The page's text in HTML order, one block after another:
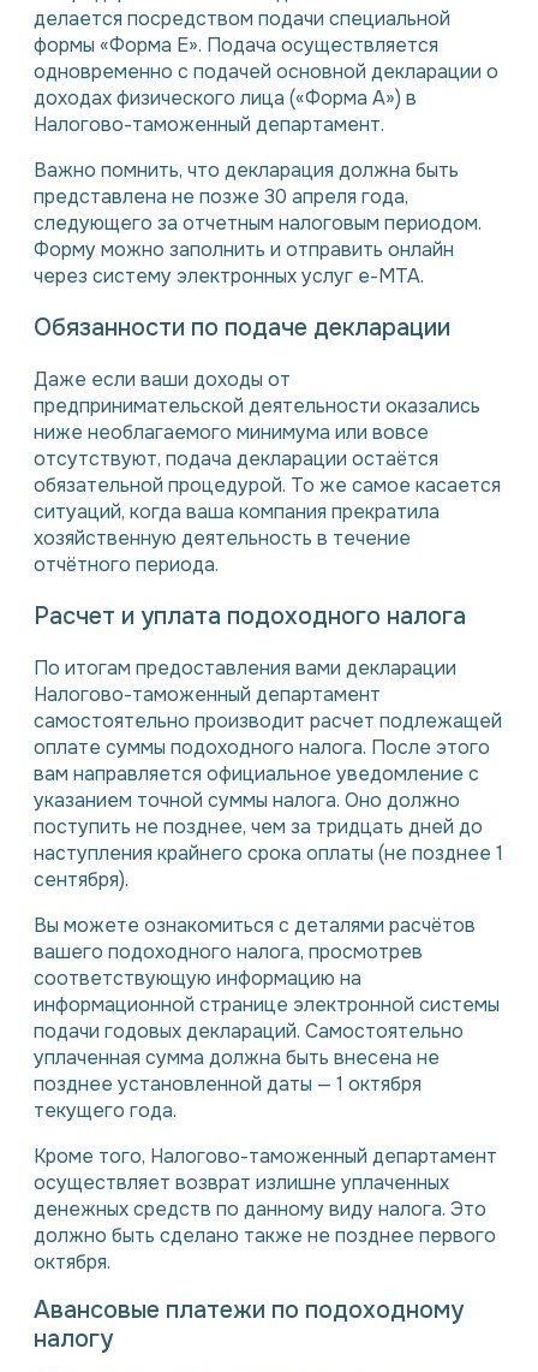
делается посредством подачи специальной
формы «Форма E». Подача осуществляется
одновременно с подачей основной декларации о
доходах физического лица («Форма A») в
Налогово-таможенный департамент.
Важно помнить, что декларация должна быть
представлена не позже 30 апреля года,
следующего за отчетным налоговым периодом.
Форму можно заполнить и отправить онлайн
через систему электронных услуг e-MTA.
Обязанности по подаче декларации
Даже если ваши доходы от
предпринимательской деятельности оказались
ниже необлагаемого минимума или вовсе
отсутствуют, подача декларации остаётся
обязательной процедурой. То же самое касается
ситуаций, когда ваша компания прекратила
хозяйственную деятельность в течение
отчётного периода.
Расчет и уплата подоходного налога
По итогам предоставления вами декларации
Налогово-таможенный департамент
самостоятельно производит расчет подлежащей
оплате суммы подоходного налога. После этого
вам направляется официальное уведомление с
указанием точной суммы налога. Оно должно
поступить не позднее, чем за тридцать дней до
наступления крайнего срока оплаты (не позднее 1
сентября).
Вы можете ознакомиться с деталями расчётов
вашего подоходного налога, просмотрев
соответствующую информацию на
информационной странице электронной системы
подачи годовых деклараций. Самостоятельно
уплаченная сумма должна быть внесена не
позднее установленной даты — 1 октября
текущего года.
Кроме того, Налогово-таможенный департамент
осуществляет возврат излишне уплаченных
денежных средств по данному виду налога. Это
должно быть сделано также не позднее первого
октября.
Авансовые платежи по подоходному
налогу